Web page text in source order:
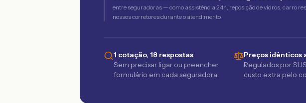
entre seguradoras — como assistência 24h, reposição de vidros, carro
nossos corretores durante o atendimento.
1 cotação, 18 respostas
Sem precisar ligar ou preencher
formulário em cada seguradora
Preços idênticos
Regulados por
custo extra pelo